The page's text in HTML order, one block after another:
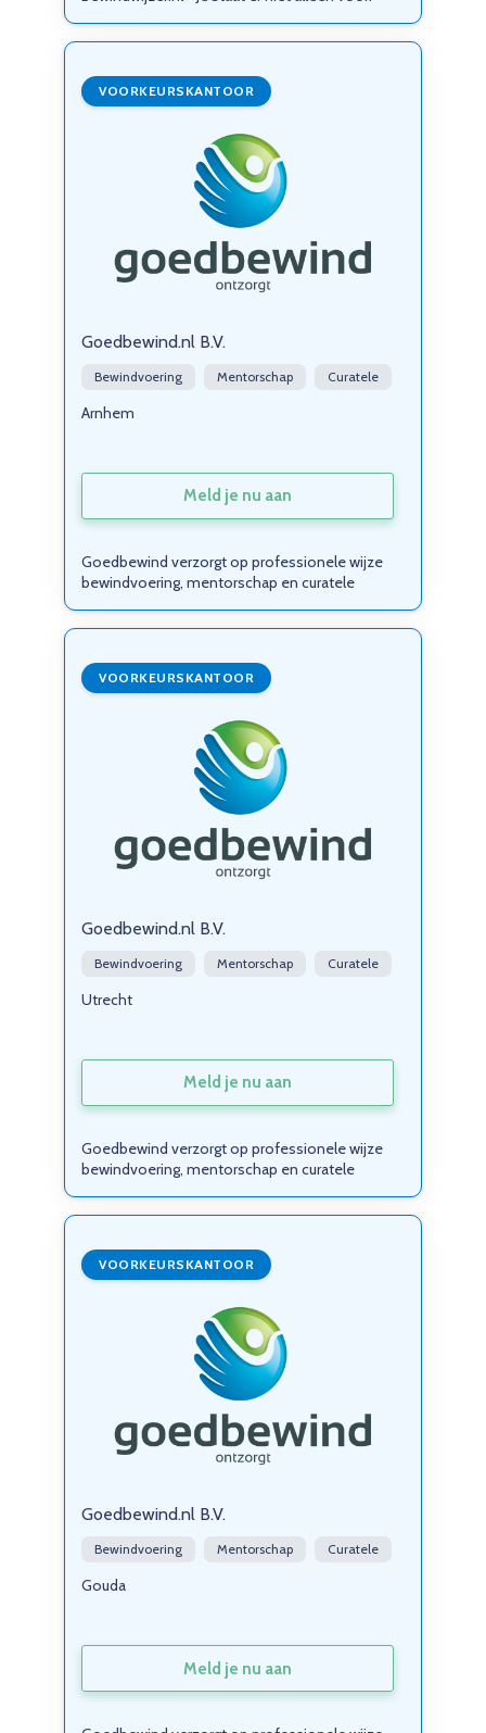
VOORKEURSKANTOOR
Goedbewind.nl B.V.
Bewindvoering Mentorschap Curatele
Arnhem
Meld je nu aan
Goedbewind verzorgt op professionele wijze
bewindvoering, mentorschap en curatele
VOORKEURSKANTOOR
Goedbewind.nl B.V.
Bewindvoering Mentorschap Curatele
Utrecht
Meld je nu aan
Goedbewind verzorgt op professionele wijze
bewindvoering, mentorschap en curatele
VOORKEURSKANTOOR
Goedbewind.nl B.V.
Bewindvoering Mentorschap Curatele
Gouda
Meld je nu aan